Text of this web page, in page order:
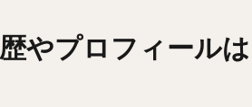
やプロフィール